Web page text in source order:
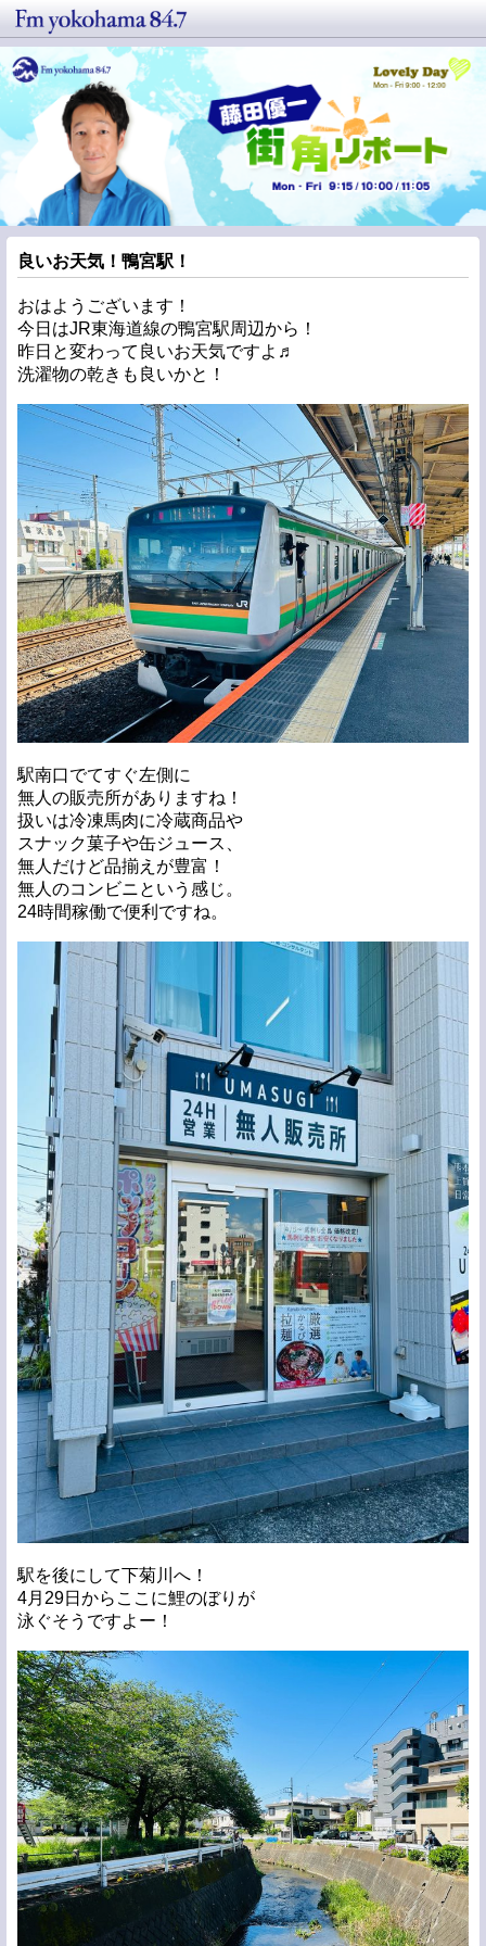
良いお天気！鴨宮駅！
おはようございます！
今日はJR東海道線の鴨宮駅周辺から！
昨日と変わって良いお天気ですよ♬
洗濯物の乾きも良いかと！
駅南口でてすぐ左側に
無人の販売所がありますね！
扱いは冷凍馬肉に冷蔵商品や
スナック菓子や缶ジュース、
無人だけど品揃えが豊富！
無人のコンビニという感じ。
24時間稼働で便利ですね。
駅を後にして下菊川へ！
4月29日からここに鯉のぼりが
泳ぐそうですよー！